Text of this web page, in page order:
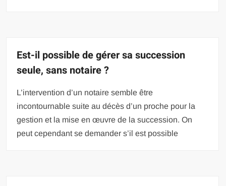
Est-il possible de gérer sa succession
seule, sans notaire ?
L’intervention d’un notaire semble être
incontournable suite au décès d’un proche pour la
gestion et la mise en œuvre de la succession. On
peut cependant se demander s’il est possible